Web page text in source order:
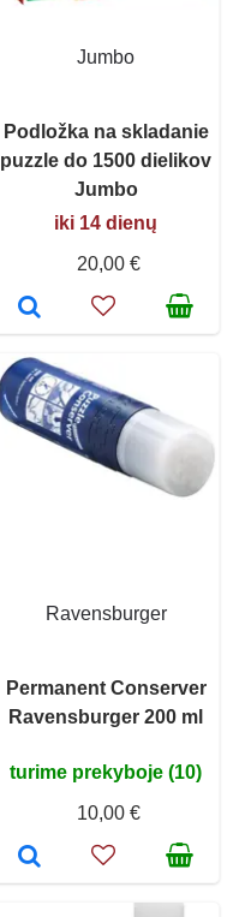
Jumbo
Podložka na skladanie
puzzle do 1500 dielikov
Jumbo
iki 14 dienų
20,00 €
Ravensburger
Permanent Conserver
Ravensburger 200 ml
turime prekyboje (10)
10,00 €